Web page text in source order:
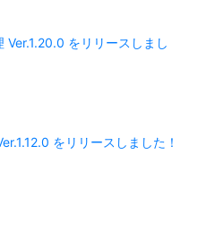
Ver.1.20.0 をリリースしまし
をリリースしました！